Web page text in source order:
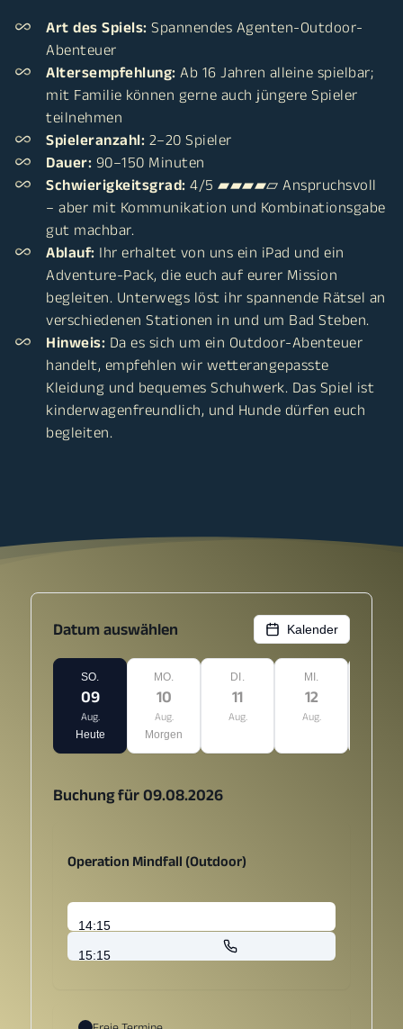
Art des Spiels: Spannendes Agenten-Outdoor-
Abenteuer
Altersempfehlung: Ab 16 Jahren alleine spielbar;
mit Familie können gerne auch jüngere Spieler
teilnehmen
Spieleranzahl: 2–20 Spieler
Dauer: 90–150 Minuten
Schwierigkeitsgrad: 4/5 ▰▰▰▰▱ Anspruchsvoll
– aber mit Kommunikation und Kombinationsgabe
gut machbar.
Ablauf: Ihr erhaltet von uns ein iPad und ein
Adventure-Pack, die euch auf eurer Mission
begleiten. Unterwegs löst ihr spannende Rätsel an
verschiedenen Stationen in und um Bad Steben.
Hinweis: Da es sich um ein Outdoor-Abenteuer
handelt, empfehlen wir wetterangepasste
Kleidung und bequemes Schuhwerk. Das Spiel ist
kinderwagenfreundlich, und Hunde dürfen euch
begleiten.